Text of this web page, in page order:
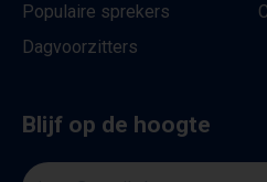
Populaire sprekers
Dagvoorzitters
Blijf op de hoogte